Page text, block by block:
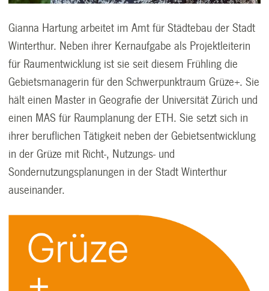
Gianna Hartung arbeitet im Amt für Städtebau der Stadt
Winterthur. Neben ihrer Kernaufgabe als Projektleiterin
für Raumentwicklung ist sie seit diesem Frühling die
Gebietsmanagerin für den Schwerpunktraum Grüze+. Sie
hält einen Master in Geografie der Universität Zürich und
einen MAS für Raumplanung der ETH. Sie setzt sich in
ihrer beruflichen Tätigkeit neben der Gebietsentwicklung
in der Grüze mit Richt-, Nutzungs- und
Sondernutzungsplanungen in der Stadt Winterthur
auseinander.